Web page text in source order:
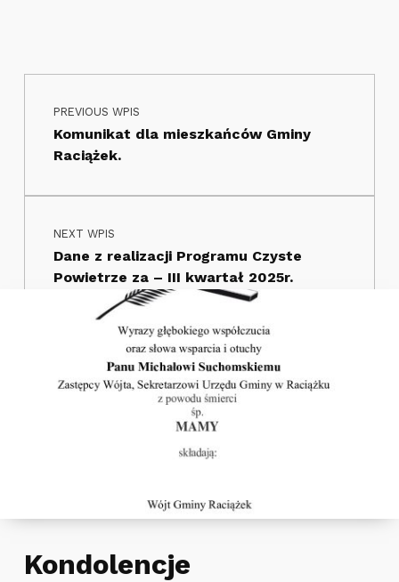
Skip back to main navigation
Nawigacja wpisu
PREVIOUS WPIS
Komunikat dla mieszkańców Gminy
Raciążek.
NEXT WPIS
Dane z realizacji Programu Czyste
Powietrze za – III kwartał 2025r.
Kondolencje